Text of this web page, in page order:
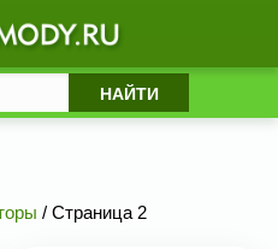
/ Страница 2